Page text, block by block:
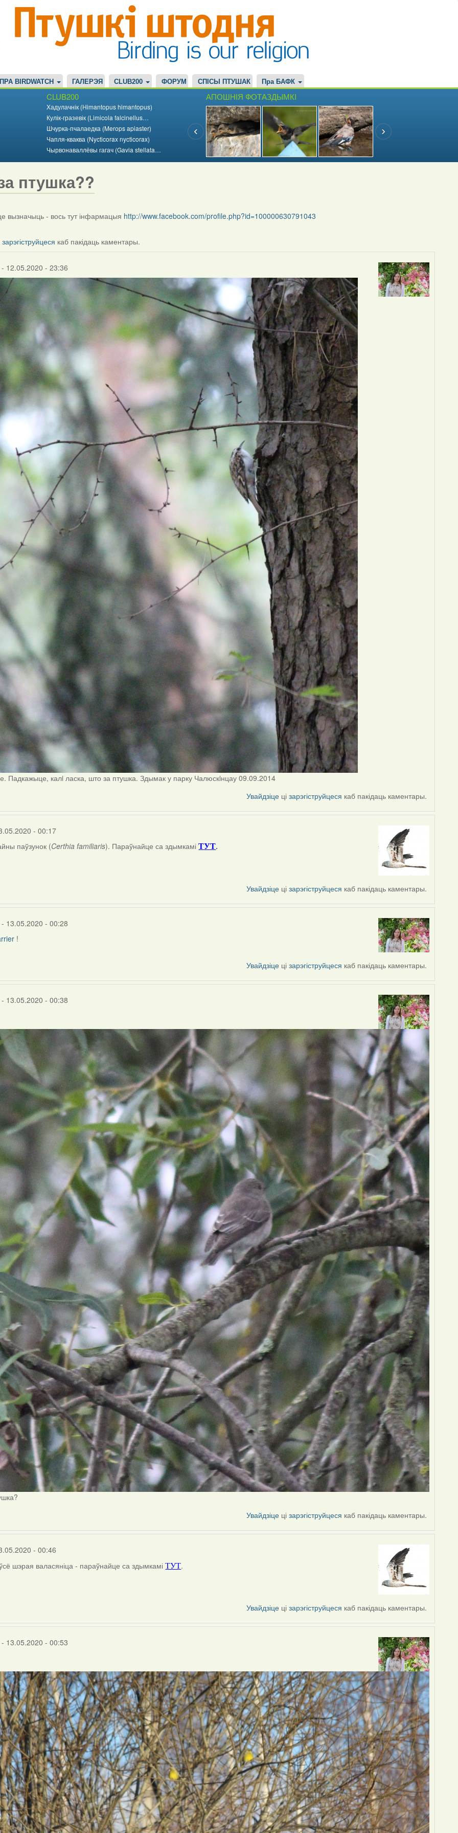
ПРА BIRDWATCH ГАЛЕРЭЯ CLUB200 ФОРУМ СПІСЫ ПТУШАК Пра БАФК
CLUB200
Хадулачнік (Himantopus himantopus)
Кулік-гразевік (Limicola falcinellus…
Шчурка-пчалаедка (Merops apiaster)
Чапля-кваква (Nycticorax nycticorax)
Чырвонаваллёвы гагач (Gavia stellata…
АПОШНІЯ ФОТАЗДЫМКІ
птушка??
вызначыць - вось тут інфармацыя http://www.facebook.com/profile.php?id=100000630791043
зарэгіструйцеся каб пакідаць каментары.
- 12.05.2020 - 23:36
Падкажыце, калi ласка, што за птушка. Здымак у парку Чалюскiнцау 09.09.2014
Увайдзіце цізарэгіструйцеся каб пакідаць каментары.
- 00:17
паўзунок (Certhia familiaris). Параўнайце са здымкаміТУТ.
Увайдзіце цізарэгіструйцеся каб пакідаць каментары.
- 13.05.2020 - 00:28
!
Увайдзіце цізарэгіструйцеся каб пакідаць каментары.
- 13.05.2020 - 00:38
Увайдзіце цізарэгіструйцеся каб пакідаць каментары.
- 00:46
шэрая валасяніца - параўнайце са здымкаміТУТ.
Увайдзіце цізарэгіструйцеся каб пакідаць каментары.
- 13.05.2020 - 00:53